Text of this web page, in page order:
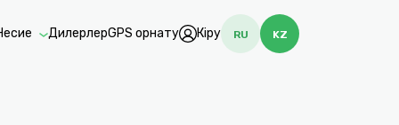
ДилерлерGPS орнату Кіру RU KZ